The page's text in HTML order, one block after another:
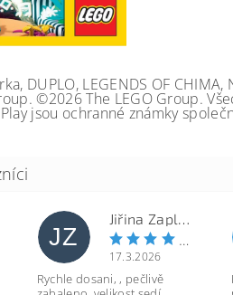
DUPLO, LEGENDS OF CHIMA,
©2026 The LEGO Group.
jsou ochranné známky
JZ
Jiřina Zapletalová
17.3.2026
Rychle dosani, , pečlivě